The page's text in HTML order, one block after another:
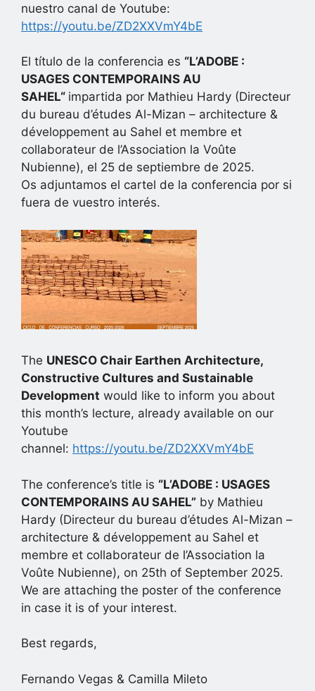
nuestro canal de Youtube:
https://youtu.be/ZD2XXVmY4bE
El título de la conferencia es “L’ADOBE :
USAGES CONTEMPORAINS AU
SAHEL“ impartida por Mathieu Hardy (Directeur
du bureau d’études Al-Mizan – architecture &
développement au Sahel et membre et
collaborateur de l’Association la Voûte
Nubienne), el 25 de septiembre de 2025.
Os adjuntamos el cartel de la conferencia por si
fuera de vuestro interés.
The UNESCO Chair Earthen Architecture,
Constructive Cultures and Sustainable
Development would like to inform you about
this month’s lecture, already available on our
Youtube
channel: https://youtu.be/ZD2XXVmY4bE
The conference’s title is “L’ADOBE : USAGES
CONTEMPORAINS AU SAHEL” by Mathieu
Hardy (Directeur du bureau d’études Al-Mizan –
architecture & développement au Sahel et
membre et collaborateur de l’Association la
Voûte Nubienne), on 25th of September 2025.
We are attaching the poster of the conference
in case it is of your interest.
Best regards,
Fernando Vegas & Camilla Mileto